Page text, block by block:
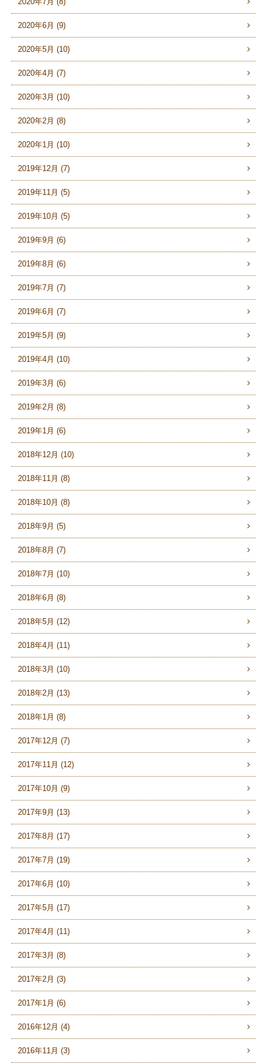
2020年6月 (9)
2020年5月 (10)
2020年4月 (7)
2020年3月 (10)
2020年2月 (8)
2020年1月 (10)
2019年12月 (7)
2019年11月 (5)
2019年10月 (5)
2019年9月 (6)
2019年8月 (6)
2019年7月 (7)
2019年6月 (7)
2019年5月 (9)
2019年4月 (10)
2019年3月 (6)
2019年2月 (8)
2019年1月 (6)
2018年12月 (10)
2018年11月 (8)
2018年10月 (8)
2018年9月 (5)
2018年8月 (7)
2018年7月 (10)
2018年6月 (8)
2018年5月 (12)
2018年4月 (11)
2018年3月 (10)
2018年2月 (13)
2018年1月 (8)
2017年12月 (7)
2017年11月 (12)
2017年10月 (9)
2017年9月 (13)
2017年8月 (17)
2017年7月 (19)
2017年6月 (10)
2017年5月 (17)
2017年4月 (11)
2017年3月 (8)
2017年2月 (3)
2017年1月 (6)
2016年12月 (4)
2016年11月 (3)